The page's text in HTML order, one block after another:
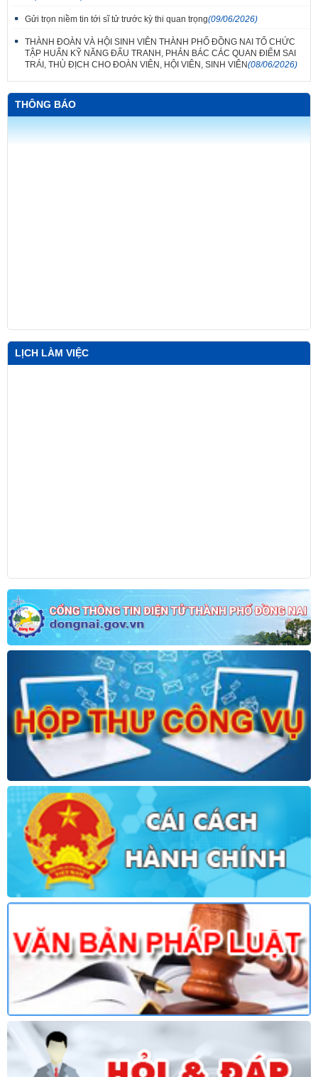
Gửi trọn niềm tin tới sĩ tử trước kỳ thi quan trọng(09/06/2026)
THÀNH ĐOÀN VÀ HỘI SINH VIÊN THÀNH PHỐ ĐỒNG NAI TỔ CHỨC
TẬP HUẤN KỸ NĂNG ĐẤU TRANH, PHẢN BÁC CÁC QUAN ĐIỂM SAI
TRÁI, THÙ ĐỊCH CHO ĐOÀN VIÊN, HỘI VIÊN, SINH VIÊN(08/06/2026)
THÔNG BÁO
LỊCH LÀM VIỆC